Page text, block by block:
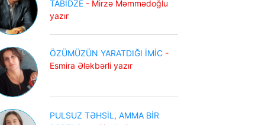
TABİDZE - Mirzə Məmmədoğlu
yazır
ÖZÜMÜZÜN YARATDIĞI İMİC -
Esmira Ələkbərli yazır
PULSUZ TƏHSİL, AMMA BİR